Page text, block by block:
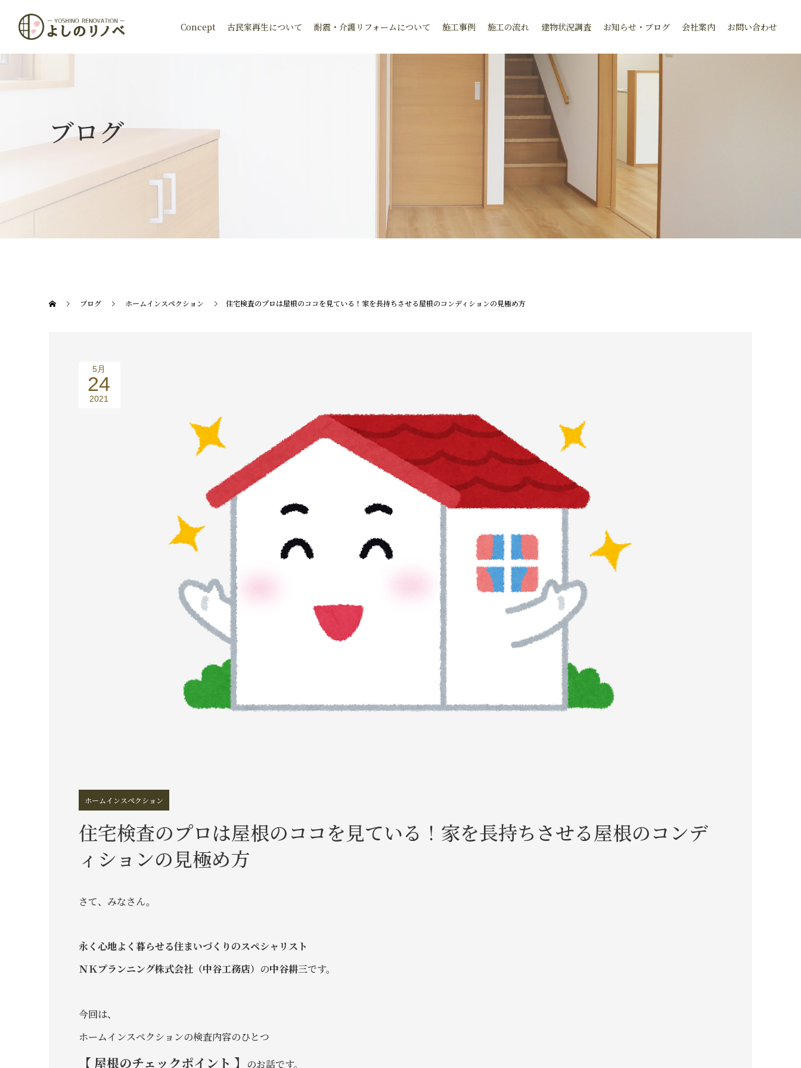
Concept 古民家再生について 耐震・介護リフォームについて 施工事例 施工の流れ 建物状況調査 お知らせ・ブログ 会社案内 お問い合わせ
ブログ
ブログ ホームインスペクション 住宅検査のプロは屋根のココを見ている！家を長持ちさせる屋根のコンディションの見極め方
5月
24
2021
ホームインスペクション
住宅検査のプロは屋根のココを見ている！家を長持ちさせる屋根のコンデ
ィションの見極め方
さて、みなさん。
永く心地よく暮らせる住まいづくりのスペシャリスト
ＮＫプランニング株式会社（中谷工務店） の中谷耕三です。
今回は、
ホームインスペクションの検査内容のひとつ
【 屋根のチェックポイント 】 のお話です。